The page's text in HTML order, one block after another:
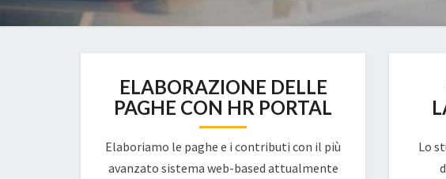
ELABORAZIONE DELLE
PAGHE CON HR PORTAL
Elaboriamo le paghe e i contributi con il più
avanzato sistema web-based attualmente
Lo